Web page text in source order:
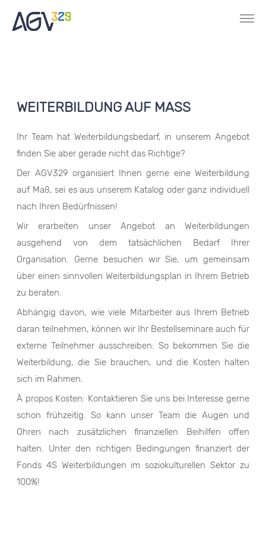
WEITERBILDUNG AUF MASS
Ihr Team hat Weiterbildungsbedarf, in unserem Angebot
finden Sie aber gerade nicht das Richtige?
Der AGV329 organisiert Ihnen gerne eine Weiterbildung
auf Maß, sei es aus unserem Katalog oder ganz individuell
nach Ihren Bedürfnissen!
Wir erarbeiten unser Angebot an Weiterbildungen
ausgehend von dem tatsächlichen Bedarf Ihrer
Organisation. Gerne besuchen wir Sie, um gemeinsam
über einen sinnvollen Weiterbildungsplan in Ihrem Betrieb
zu beraten.
Abhängig davon, wie viele Mitarbeiter aus Ihrem Betrieb
daran teilnehmen, können wir Ihr Bestellseminare auch für
externe Teilnehmer ausschreiben: So bekommen Sie die
Weiterbildung, die Sie brauchen, und die Kosten halten
sich im Rahmen.
À propos Kosten: Kontaktieren Sie uns bei Interesse gerne
schon frühzeitig. So kann unser Team die Augen und
Ohren nach zusätzlichen finanziellen Beihilfen offen
halten. Unter den richtigen Bedingungen finanziert der
Fonds 4S Weiterbildungen im soziokulturellen Sektor zu
100%!